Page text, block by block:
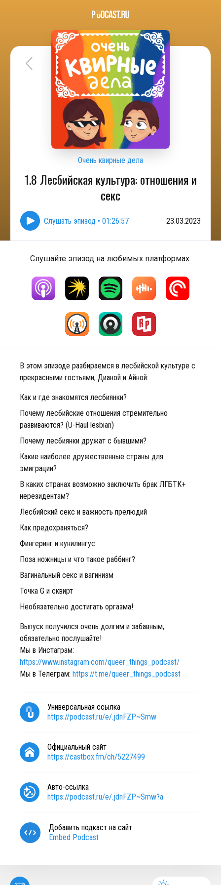
Очень квирные дела
1.8 Лесбийская культура: отношения и
секс
Слушать эпизод • 01:26:57 23.03.2023
Слушайте эпизод на любимых платформах:
В этом эпизоде разбираемся в лесбийской культуре с
прекрасными гостьями, Дианой и Айной:
Как и где знакомятся лесбиянки?
Почему лесбийские отношения стремительно
развиваются? (U-Haul lesbian)
Почему лесбиянки дружат с бывшими?
Какие наиболее дружественные страны для
эмиграции?
В каких странах возможно заключить брак ЛГБТК+
нерезидентам?
Лесбийский секс и важность прелюдий
Как предохраняться?
Фингеринг и кунилингус
Поза ножницы и что такое раббинг?
Вагинальный секс и вагинизм
Точка G и сквирт
Необязательно достигать оргазма!
Выпуск получился очень долгим и забавным,
обязательно послушайте!
Мы в Инстаграм:
https://www.instagram.com/queer_things_podcast/
Мы в Телеграм: https://t.me/queer_things_podcast
Универсальная ссылка
https://podcast.ru/e/.jdnFZP~Smw
Официальный сайт
https://castbox.fm/ch/5227499
Авто-ссылка
https://podcast.ru/e/.jdnFZP~Smw?a
Добавить подкаст на сайт
Embed Podcast